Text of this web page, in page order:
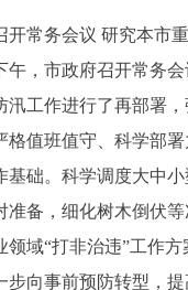
务会议 研究本市重
市政府召开常务会
作进行了再部署，
格值班值守、科学部
基础。科学调度大中
准备，细化树木倒伏
“打非治违”工作方
步向事前预防转型，